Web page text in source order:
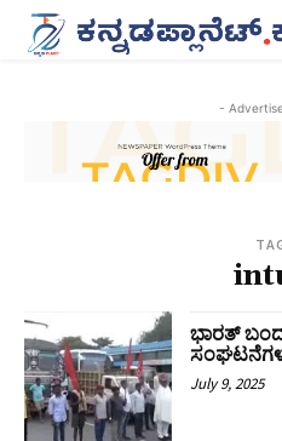
-
ಭಾರತ್
ಸಂಘಟನೆಗಳ
July 9, 2025